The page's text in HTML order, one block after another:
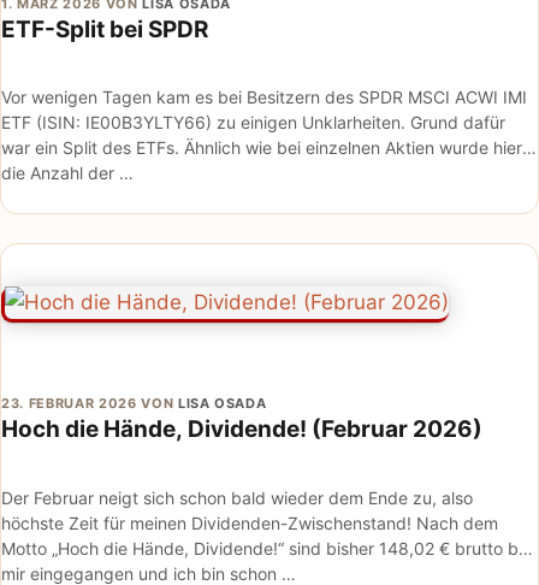
ETF-Split bei SPDR
Vor wenigen Tagen kam es bei Besitzern des SPDR MSCI ACWI IMI
ETF (ISIN: IE00B3YLTY66) zu einigen Unklarheiten. Grund dafür
war ein Split des ETFs. Ähnlich wie bei einzelnen Aktien wurde hier
die Anzahl der …
Hoch die Hände, Dividende! (Februar 2026)
23. FEBRUAR 2026 VON LISA OSADA
Der Februar neigt sich schon bald wieder dem Ende zu, also
höchste Zeit für meinen Dividenden-Zwischenstand! Nach dem
Motto „Hoch die Hände, Dividende!“ sind bisher 148,02 € brutto bei
mir eingegangen und ich bin schon …